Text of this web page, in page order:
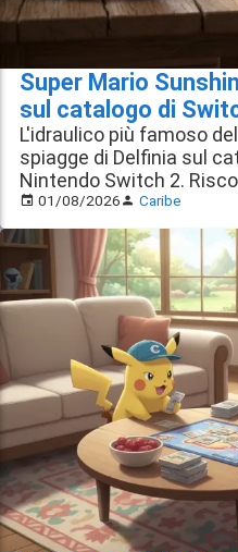
Super Mario
sul catalogo di
L'idraulico più famoso
spiagge di Delfinia sul
Nintendo Switch 2.
01/08/2026 Caribe